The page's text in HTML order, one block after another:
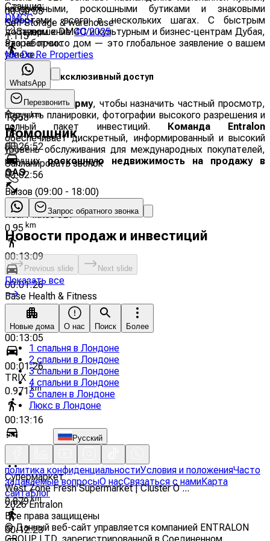
набережными, роскошными бутиками и знаковыми
курортами, всего в нескольких шагах. С быстрым
доступом к DMCC и культурным и бизнес-центрам Дубая,
это не просто дом — это глобальное заявление о вашем
успехе.
Запросите эксклюзивный доступ
Заполните форму, чтобы назначить частный просмотр,
получить планировки, фотографии высокого разрешения и
полный пакет инвестиций. Команда Entralon
обеспечивает дискретный, информированный и высокий
уровень обслуживания для международных покупателей,
ищущихроскошную недвижимость на продажу в
ОАЭ.
00:00:53
Self Storage & warehouse
1.115km
00:15:31
00:01:42
uus
1.958km
00:26:52
00:02:56
Спортзал
Real Pilates JLT
0.95 km
00:13:09
00:01:26
Base Health & Fitness
0.961km
00:13:05
00:01:26
TRIX
0.971 km
00:13:16
00:01:27
Супермаркет
West Zone Fresh Supermarket | Cluster O ...
0.879km
00:12:23
Станция:
DMCC
Завершение:4Q/2025
Разработчик:
Me Do Re Properties
WhatsApp
Перезвонить
Помощник
Запланировать звонок
Вызов (09:00 - 18:00)
Запрос обратного звонка
Новости продаж и инвестиций
Previous slide Next slide
Показать все
Новые дома О нас Поиск Более
1 спальня в Лондоне
2 спальни в Лондоне
3 спальни в Лондоне
4 спальни в Лондоне
5 спален в Лондоне
Люкс в Лондоне
Русский
политика конфиденциальностиУсловия и положенияЧасто
задаваемые вопросыО насСвязаться с намиКарта
сайтаБлог
2026Entralon
Все права защищены
©Данный веб-сайт управляется компанией ENTRALON